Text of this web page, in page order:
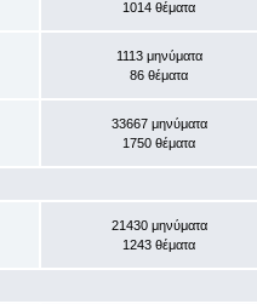
1014 θέματα
1113 μηνύματα
86 θέματα
33667 μηνύματα
1750 θέματα
21430 μηνύματα
1243 θέματα